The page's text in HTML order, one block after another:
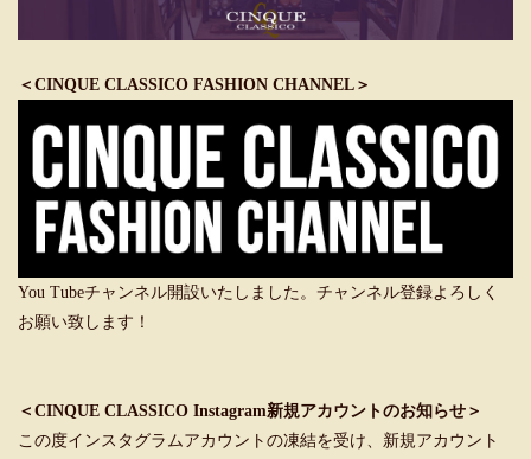
＜CINQUE CLASSICO FASHION CHANNEL＞
You Tubeチャンネル開設いたしました。チャンネル登録よろしく
お願い致します！
＜CINQUE CLASSICO Instagram新規アカウントのお知らせ＞
この度インスタグラムアカウントの凍結を受け、新規アカウント